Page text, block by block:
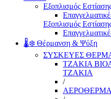
Εξοπλισμός
Εξοπλισμός
🌡️❄️ Θέρμανση & Ψύξη
ΣΥΣΚΕΥΕΣ
ΤΖΑΚΙΑ
ΤΖΑΚΙΑ
/
ΑΕΡΟΘΕΡΜΑ